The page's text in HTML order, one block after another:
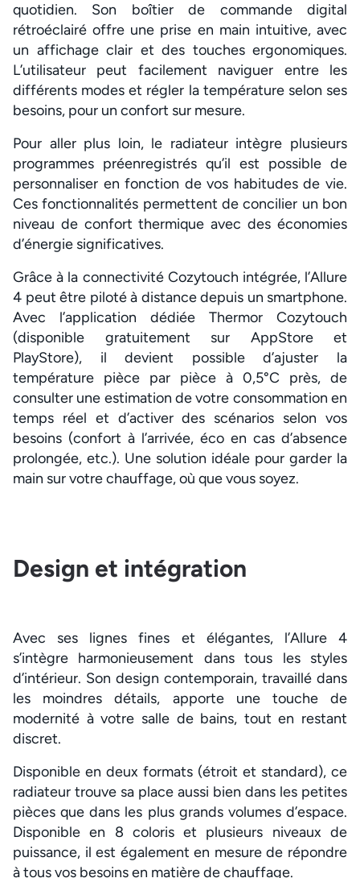
quotidien. Son boîtier de commande digital
rétroéclairé offre une prise en main intuitive, avec
un affichage clair et des touches ergonomiques.
L’utilisateur peut facilement naviguer entre les
différents modes et régler la température selon ses
besoins, pour un confort sur mesure.
Pour aller plus loin, le radiateur intègre plusieurs
programmes préenregistrés qu’il est possible de
personnaliser en fonction de vos habitudes de vie.
Ces fonctionnalités permettent de concilier un bon
niveau de confort thermique avec des économies
d’énergie significatives.
Grâce à la connectivité Cozytouch intégrée, l’Allure
4 peut être piloté à distance depuis un smartphone.
Avec l’application dédiée Thermor Cozytouch
(disponible gratuitement sur AppStore et
PlayStore), il devient possible d’ajuster la
température pièce par pièce à 0,5°C près, de
consulter une estimation de votre consommation en
temps réel et d’activer des scénarios selon vos
besoins (confort à l’arrivée, éco en cas d’absence
prolongée, etc.). Une solution idéale pour garder la
main sur votre chauffage, où que vous soyez.
Design et intégration
Avec ses lignes fines et élégantes, l’Allure 4
s’intègre harmonieusement dans tous les styles
d’intérieur. Son design contemporain, travaillé dans
les moindres détails, apporte une touche de
modernité à votre salle de bains, tout en restant
discret.
Disponible en deux formats (étroit et standard), ce
radiateur trouve sa place aussi bien dans les petites
pièces que dans les plus grands volumes d’espace.
Disponible en 8 coloris et plusieurs niveaux de
puissance, il est également en mesure de répondre
à tous vos besoins en matière de chauffage.